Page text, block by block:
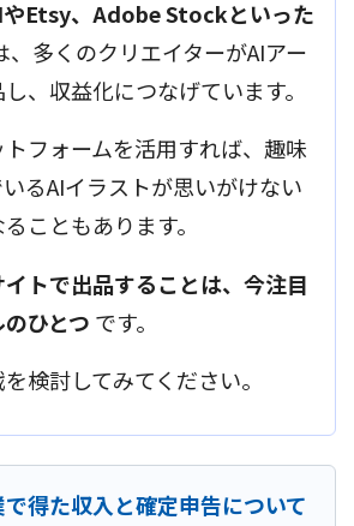
Etsy、Adobe Stockといった
、多くのクリエイターがAIアー
、収益化につなげています。
フォームを活用すれば、趣味
るAIイラストが思いがけない
こともあります。
トで出品することは、今注目
ひとつ です。
検討してみてください。
得た収入と確定申告について